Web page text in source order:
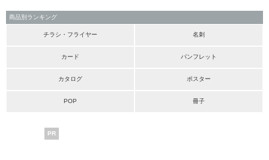
商品別ランキング
チラシ・フライヤー 名刺
カード パンフレット
カタログ ポスター
POP 冊子
PR